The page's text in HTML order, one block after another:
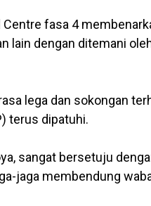
fasa 4
lain dengan ditemani
lega dan sokongan
terus dipatuhi.
sangat bersetuju
jaga membendung